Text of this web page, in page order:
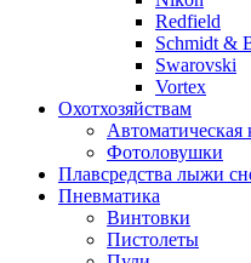
Redfield
Schmidt &
Swarovski
Vortex
Охотхозяйствам
Автоматическая
Фотоловушки
Плавсредства лыжи
Пневматика
Винтовки
Пистолеты